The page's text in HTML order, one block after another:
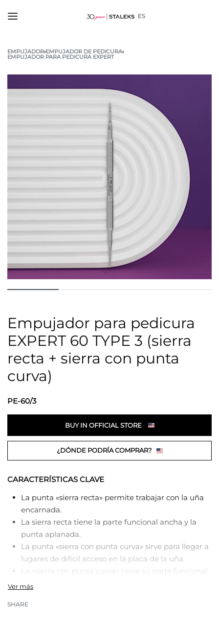
ES
EMPUJADOR›EMPUJADOR DE PEDICURA›
EMPUJADOR PARA PEDICURA EXPERT
Empujador para pedicura
EXPERT 60 TYPE 3 (sierra
recta + sierra con punta
curva)
PE-60/3
BUY IN OFFICIAL STORE
¿DÓNDE PODRÍA COMPRAR?
CARACTERÍSTICAS CLAVE
La punta «sierra recta» permite trabajar con la uña
encarnada.
La sierra recta tiene la parte funcional ancha y la
punta aplanada.
La punta «sierra con punta curva» sirve para llegar a
lugares de difícil acceso en la placa de la uña.
La «sierra con punta curva» tiene su parte funcional
angosta con punta afilada.
SHARE